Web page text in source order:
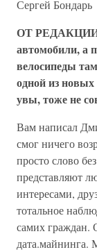
Сергей Бондарь
ОТ РЕДАКЦИИ:
автомобили, а
велосипеды
одной из
увы, тоже не
Вам написал
смог ничего
просто слово
представляют
интересами,
тотальное
самих граждан.
дата.майнинга.